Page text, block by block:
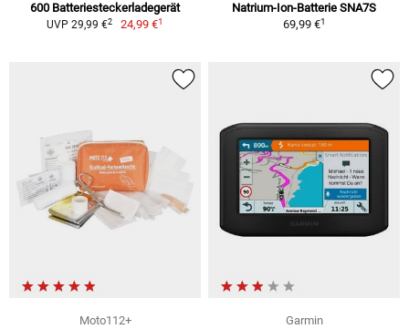
600 Batteriesteckerladegerät
UVP 29,99 €2 24,99 €1
Natrium-Ion-Batterie SNA7S
69,99 €1
Moto112+
Garmin